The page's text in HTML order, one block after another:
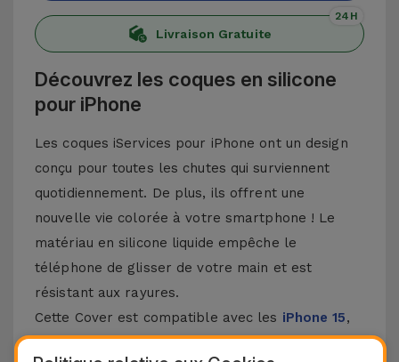
Livraison Gratuite
24H
Découvrez les coques en silicone
pour iPhone
Les coques iServices pour iPhone ont un design
conçu pour toutes les chutes qui surviennent
quotidiennement. De plus, ils offrent une
nouvelle vie colorée à votre smartphone ! Le
matériau en silicone liquide empêche le
téléphone de glisser de votre main et est
résistant aux rayures.
Cette Cover est compatible avec les iPhone 15,
14, 13, 12, entre autres, ainsi qu'avec le modèle le